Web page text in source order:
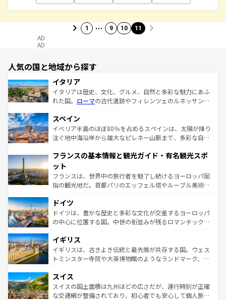
1 … 9 10 11
AD
AD
人気の国と地域から探す
イタリア
イタリアは歴史、文化、グルメ、自然と多彩な魅力にあふ
れた国。 ローマの古代遺跡やフィレンツェのルネッサンス
ろん、トスカーナの美しい田園風景やアマルフィ海岸の絶
景など、自然景観も見逃せない。観光の合間には、本場の
ピザやパスタなど、絶品のイタリア料理を堪能することも
ませてくれるイタリアで、忘れられない旅をしてみよう！
なお、新着のイタリア情報は
しい。
スペイン
イベリア半島のほぼ80％を占めるスペインは、太陽が降り
注ぐ地中海沿岸から雄大なピレネー山脈まで、多彩な自然
文化が根付くこの国では、情熱的なフラメンコ、熱気あふ
れる闘牛、そして美味しいタパスが生活の一部となってい
る。首都マドリードの洗練された雰囲気や、バルセロナの
アートに溢れた街角から、地方では古代ローマ遺跡や中世
せる。地方によって風土や気候が異なるスペインはその個
性で訪れる人を魅了する。 なお、新着のスペイン情報は コ
ンテンツ一覧を参照してほしい。
フランスの基本情報と観光ガイド・有名観光スポ
ット
フランスは、世界中の旅行者を魅了し続けるヨーロッパ屈
指の観光地だ。首都パリのエッフェル塔やルーブル美術館
で、幅広い魅力が詰まっている。華麗な宮殿、歴史的な大
聖堂、美しいビーチ、そして豊かな自然が、訪れる者を心
から魅了する。また、フランスは美食の国としても知ら
いる。シャンパンの発祥地であるランス、プロヴァンスの
香り高いラベンダー畑など、多彩な楽しみ方が可能だ。さ
らに、パリ以外の地域にも魅力が溢れており、どの街角に
れる地方に足を運ぶとそれぞれで全く異なる文化を体験で
きるだろう。 なお、新着のフランス情報はコンテンツ一覧
を参照してほしい。
ドイツ
ドイツは、豊かな歴史と多彩な文化が交差するヨーロッパ
の中心に位置する国。中世の街並みが残るロマンチック街
顔を持つこの国は、どこを歩いても飽きることがない。ベ
ルリンの文化的活気、バイエルン州のアルプスの絶景、そ
してライン川沿いのワイン畑といった風景は必見。ビール
は、お酒好きな人にはぜひ体験してほしい。 なお、新着の
ドイツ情報はコンテンツ一覧を参照してほしい。
イギリス
イギリスは、古きよき伝統と最先端が共存する国。ウェス
トミンスター寺院や大英博物館のようなランドマーク、歴
リアごとに異なる魅力がある。また、優雅なアフタヌーン
ティー、ビール好きにはたまらない英国パブ、サッカー観
戦など、本場だからこそできる体験も豊富。イギリスを旅
スイス
スイスの国土面積は九州ほどの広さだが、運行時刻が正確
な交通網が整備されており、初心者でも安心して個人旅行